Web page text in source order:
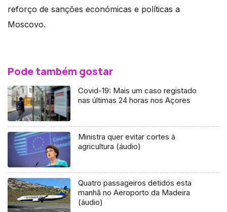
reforço de sanções económicas e políticas a
Moscovo.
Pode também gostar
Covid-19: Mais um caso registado
nas últimas 24 horas nos Açores
Ministra quer evitar cortes à
agricultura (áudio)
Quatro passageiros detidos esta
manhã no Aeroporto da Madeira
(áudio)